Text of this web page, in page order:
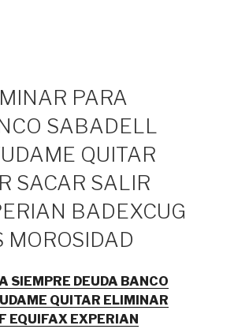
PARA
SABADELL
QUITAR
SACAR SALIR
BADEXCUG
MOROSIDAD
DEUDA BANCO
QUITAR ELIMINAR
EQUIFAX EXPERIAN